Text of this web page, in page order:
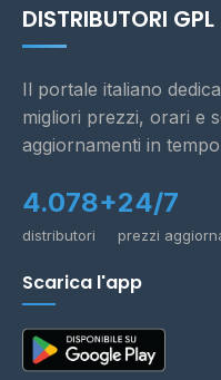
DISTRIBUTORI GPL
Il portale italiano
migliori prezzi, orari e
aggiornamenti in
4.078+
distributori
24/7
prezzi
Scarica l'app